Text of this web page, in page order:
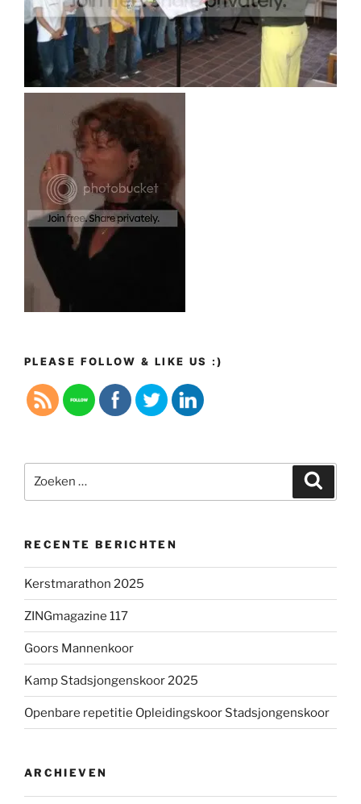
PLEASE FOLLOW & LIKE US :)
naar:
RECENTE BERICHTEN
Kerstmarathon 2025
ZINGmagazine 117
Goors Mannenkoor
Kamp Stadsjongenskoor 2025
Openbare repetitie Opleidingskoor Stadsjongenskoor
ARCHIEVEN